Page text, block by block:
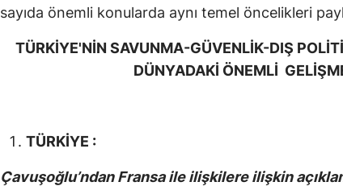
sayıda önemli konularda aynı temel öncelikleri
TÜRKİYE'NİN SAVUNMA-GÜVENLİK-DIŞ
DÜNYADAKİ ÖNEMLİ
TÜRKİYE :
Çavuşoğlu’ndan Fransa ile ilişkilere ilişkin